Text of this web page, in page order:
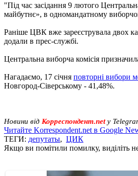
"Під час засідання 9 лютого
майбутнє», в одномандатному
Раніше ЦВК вже зареєструвала двох
додали в прес-службі.
Центральна виборча комісія
Нагадаємо, 17 січня повторні вибори
Новгород-Сіверському - 41,48%.
Новини від Корреспондент.netу
Читайте Korrespondent.net в Google
ТЕГИ: депутаты, ЦИК
Якщо ви помітили помилку, виділіть